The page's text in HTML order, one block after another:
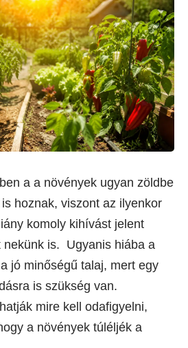
a a növények ugyan zöldbe
hoznak, viszont az ilyenkor
komoly kihívást jelent
nekünk is. Ugyanis hiába a
jó minőségű talaj, mert egy
is szükség van.
mire kell odafigyelni,
a növények túléljék a